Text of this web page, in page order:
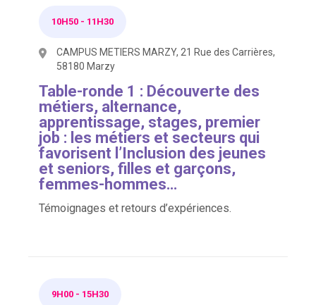
10H50 - 11H30
CAMPUS METIERS MARZY, 21 Rue des Carrières,
58180 Marzy
Table-ronde 1 : Découverte des
métiers, alternance,
apprentissage, stages, premier
job : les métiers et secteurs qui
favorisent l’Inclusion des jeunes
et seniors, filles et garçons,
femmes-hommes…
Témoignages et retours d’expériences.
9H00 - 15H30